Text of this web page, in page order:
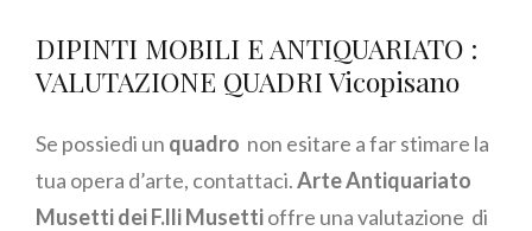
DIPINTI MOBILI E ANTIQUARIATO :
VALUTAZIONE QUADRI Vicopisano
Se possiedi un quadro non esitare a far stimare la
tua opera d’arte, contattaci.Arte Antiquariato
Musetti dei F.lli Musettioffre una valutazione di